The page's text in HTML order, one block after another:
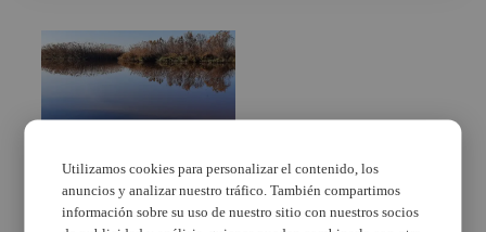
La Generalitat y
València pedirán al
Utilizamos cookies para personalizar el contenido, los
anuncios y analizar nuestro tráfico. También compartimos
información sobre su uso de nuestro sitio con nuestros socios